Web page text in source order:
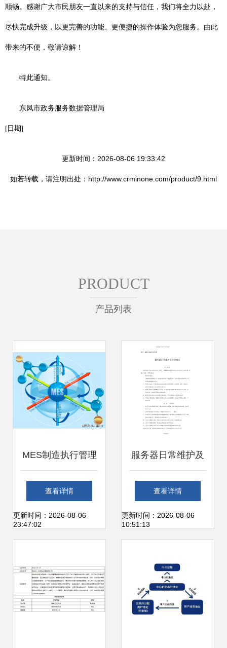
顺畅。感谢广大市民朋友一直以来的支持与信任，我们将全力以赴，
尽快完成升级，以更完善的功能、更便捷的操作体验为您服务。由此
带来的不便，敬请谅解！
特此通知。
东凤市政务服务数据管理局
[日期]
更新时间：2026-08-06 19:33:42
如若转载，请注明出处：http://www.crminone.com/product/9.html
PRODUCT
产品列表
MES制造执行管理
系统如何赋能工厂
提升数字化管理能
服务
查看详情
更新时间：2026-08-06
23:47:02
服务器日常维护及
管理制度 2013年
信息系统运行维护
查看详情
更新时间：2026-08-06
10:51:13